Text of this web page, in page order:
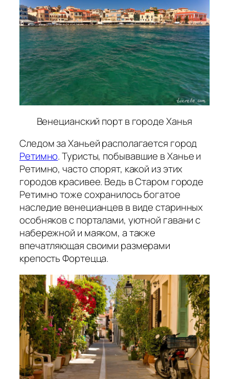
Венецианский порт в городе Ханья
Следом за Ханьей располагается город
Ретимно. Туристы, побывавшие в Ханье и
Ретимно, часто спорят, какой из этих
городов красивее. Ведь в Старом городе
Ретимно тоже сохранилось богатое
наследие венецианцев в виде старинных
особняков с порталами, уютной гавани с
набережной и маяком, а также
впечатляющая своими размерами
крепость Фортецца.